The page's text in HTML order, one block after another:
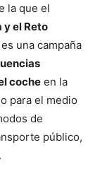
la que el
y el Reto
una campaña
coche en la
para el medio
de
público,